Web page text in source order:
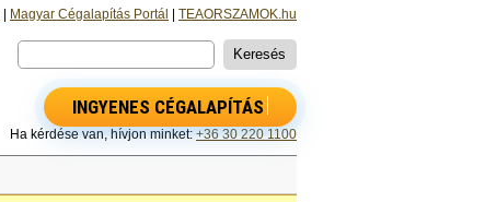
Magyar Cégalapítás Portál TEAORSZAMOK.hu
INGYENES CÉGALAPÍTÁS
Ha kérdése van, hívjon minket: +36 30 220 1100